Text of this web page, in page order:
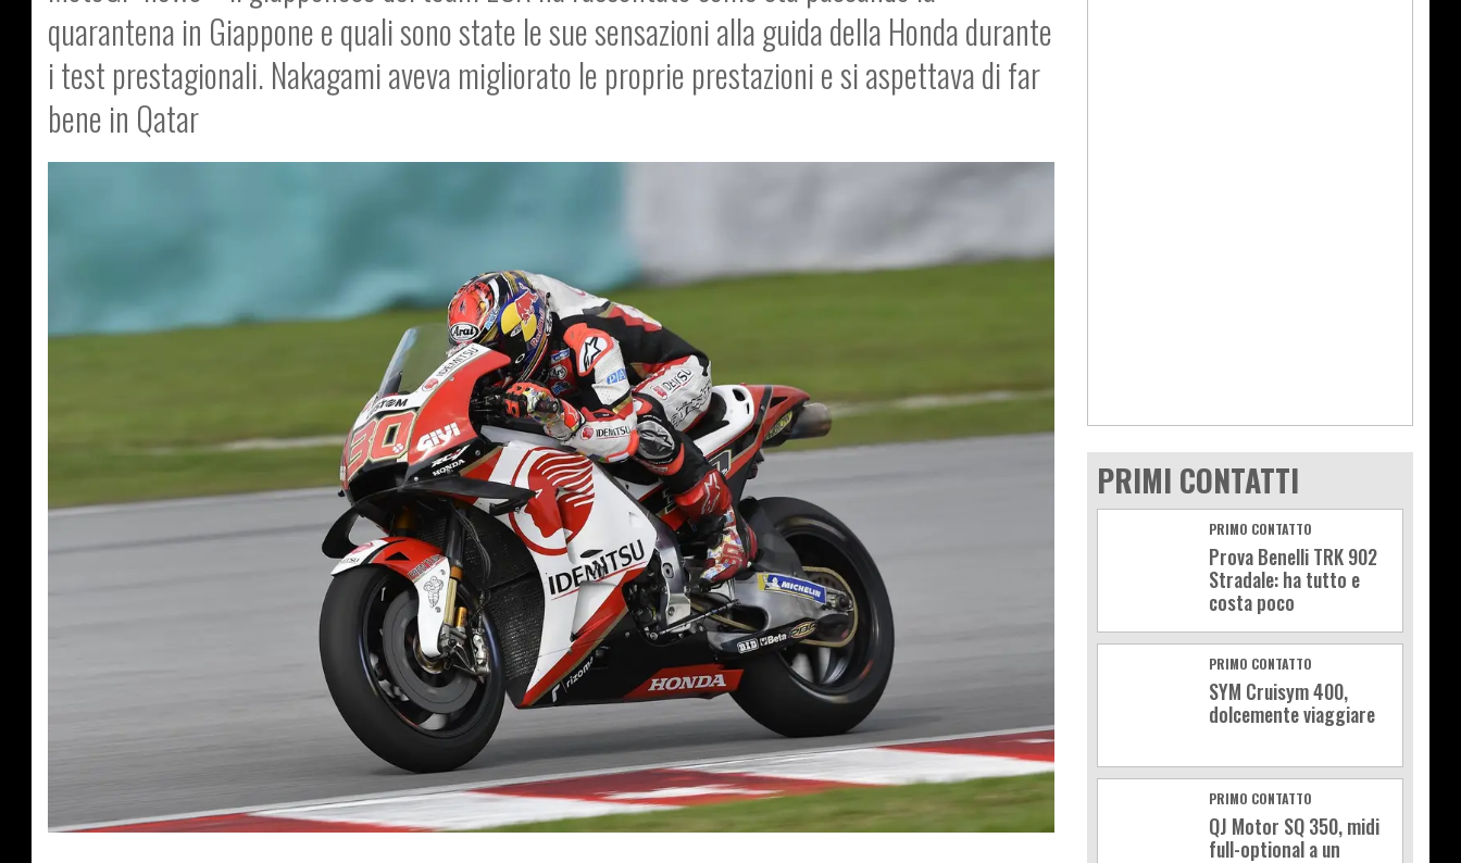
quarantena in Giappone e quali sono state le sue sensazioni alla guida della Honda durante
i test prestagionali. Nakagami aveva migliorato le proprie prestazioni e si aspettava di far
bene in Qatar
PRIMI CONTATTI
PRIMO CONTATTO
Prova Benelli TRK 902
Stradale: ha tutto e
costa poco
PRIMO CONTATTO
SYM Cruisym 400,
dolcemente viaggiare
PRIMO CONTATTO
QJ Motor SQ 350, midi
full-optional a un